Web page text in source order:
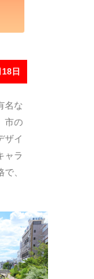
日
名な
市の
ザイ
ャラ
、